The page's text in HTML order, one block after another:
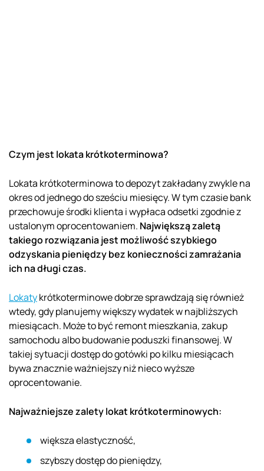
Czym jest lokata krótkoterminowa?
Lokata krótkoterminowa to depozyt zakładany zwykle na
okres od jednego do sześciu miesięcy. W tym czasie bank
przechowuje środki klienta i wypłaca odsetki zgodnie z
ustalonym oprocentowaniem. Największą zaletą
takiego rozwiązania jest możliwość szybkiego
odzyskania pieniędzy bez konieczności zamrażania
ich na długi czas.
Lokatykrótkoterminowe dobrze sprawdzają się również
wtedy, gdy planujemy większy wydatek w najbliższych
miesiącach. Może to być remont mieszkania, zakup
samochodu albo budowanie poduszki finansowej. W
takiej sytuacji dostęp do gotówki po kilku miesiącach
bywa znacznie ważniejszy niż nieco wyższe
oprocentowanie.
Najważniejsze zalety lokat krótkoterminowych:
większa elastyczność,
szybszy dostęp do pieniędzy,